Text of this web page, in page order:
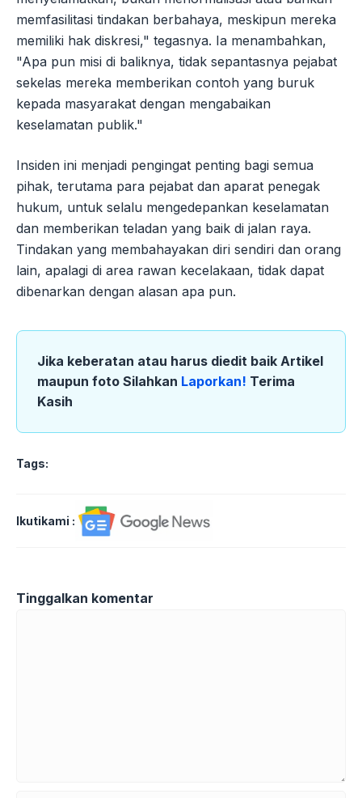
memfasilitasi tindakan berbahaya, meskipun mereka
memiliki hak diskresi," tegasnya. Ia menambahkan,
"Apa pun misi di baliknya, tidak sepantasnya pejabat
sekelas mereka memberikan contoh yang buruk
kepada masyarakat dengan mengabaikan
keselamatan publik."
Insiden ini menjadi pengingat penting bagi semua
pihak, terutama para pejabat dan aparat penegak
hukum, untuk selalu mengedepankan keselamatan
dan memberikan teladan yang baik di jalan raya.
Tindakan yang membahayakan diri sendiri dan orang
lain, apalagi di area rawan kecelakaan, tidak dapat
dibenarkan dengan alasan apa pun.
Jika keberatan atau harus diedit baik Artikel
maupun foto Silahkan Laporkan! Terima
Kasih
Tags:
Ikutikami :
Tinggalkan komentar